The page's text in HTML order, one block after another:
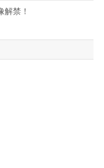
禁！